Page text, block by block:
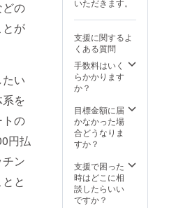
の
が
い
を
の
円払
ン
と
店にて
実施予
定で、
アル
コール
飲み放
題と料
金で
す。 2
か月以
ジュー
ルが必
要な支
援者様
の6回開
催しま
すの
で、い
ずれか
にご参
加いた
いま
す。 2
か月前
ジュー
ルを公
開いた
しま
所に、
提携飲
まとめ
たFLAT
公式の
Instagr
を掲
載。そ
の投稿
名（個
人も法
人も可
能）と
クを必
ずご記
さい。
※ニック
ネーム
での参
加もで
す。 ※
ネット
ワーク
販売や
メージ
が相違
する場
合等、
いただきます。
支援に関するよ
くある質問
手数料はいく
らかかります
か？
目標金額に届
かなかった場
合どうなりま
すか？
支援で困った
時はどこに相
談したらいい
ですか？